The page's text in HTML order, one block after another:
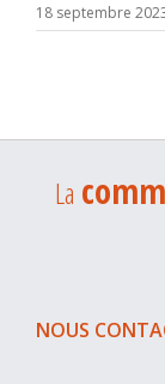
18 septembre
La
NOUS